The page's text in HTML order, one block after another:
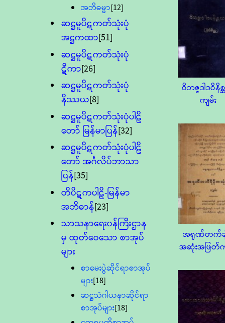
အဘိဓမ္မာ[12]
ဆဋ္ဌမူပိဋကတ်သုံးပုံ
အဋ္ဌကထာ[51]
ဆဋ္ဌမူပိဋကတ်သုံးပုံ
ဋီကာ[26]
ဆဋ္ဌမူပိဋကတ်သုံးပုံ
နိဿယ[8]
ဆဋ္ဌမူပိဋကတ်သုံးပုံပါဠိ
တော် မြန်မာပြန်[32]
ဆဋ္ဌမူပိဋကတ်သုံးပုံပါဠိ
တော် အင်္ဂလိပ်ဘာသာ
ပြန်[35]
တိပိဋကပါဠိ-မြန်မာ
အဘိဓာန်[23]
သာသနာရေး၀န်ကြီးဌာန
မှ ထုတ်ဝေသော စာအုပ်
များ
စာမေးပွဲဆိုင်ရာစာအုပ်
များ[18]
ဆဋ္ဌသံဂါယနာဆိုင်ရာ
စာအုပ်များ[18]
ဝိဘဇ္ဇဒါဒဝိနိ
ကျမ်း
အရုဏ်တက်ခ
အဆုံးအဖြတ်က